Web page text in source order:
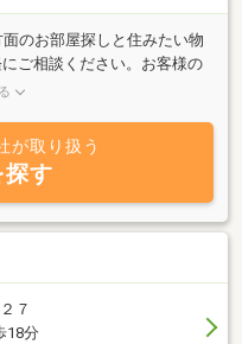
のお部屋探しと住みたい物
ご相談ください。お客様の
「貸したい」 敷金・礼金 ゼ
ります。親切・丁寧・真心こ
だけるように御希望に併せ
。不動産のことならどんな
など ・・・ もちろん 相
が取り扱う
す
７
18分